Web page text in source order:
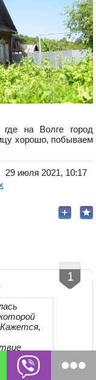
на Волге город
хорошо, побываем
29 июля 2021, 10:17
1
глазах